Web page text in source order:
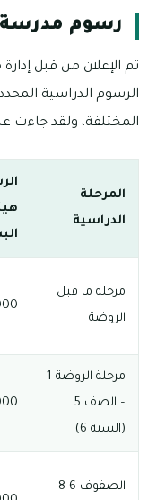
رسوم مدرسة
تم الإعلان من قبل
الرسوم الدراسية
المختلفة، ولقد جاءت
المرحلة
الدراسية
مرحلة ما قبل
الروضة
42,000
مرحلة الروضة 1
– الصف 5
(السنة 6)
52,000
الصفوف 6-8